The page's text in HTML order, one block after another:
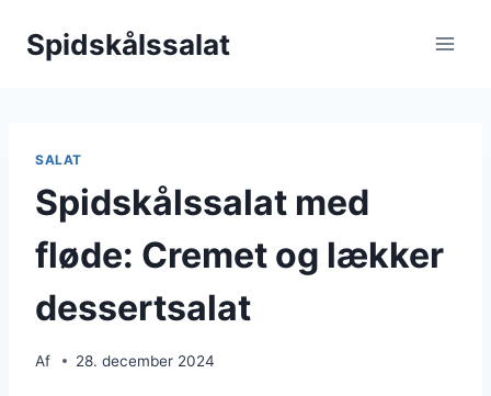
Spidskålssalat
SALAT
Spidskålssalat med
fløde: Cremet og lækker
dessertsalat
Af 28. december 2024